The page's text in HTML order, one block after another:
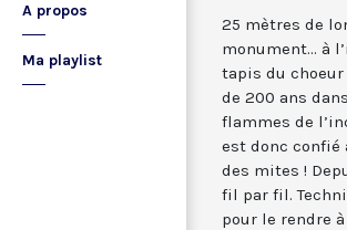
A propos
Ma playlist
25 mètres de
monument... à
tapis du choeur
de 200 ans
flammes de
est donc confié
des mites !
fil par fil.
pour le rendre